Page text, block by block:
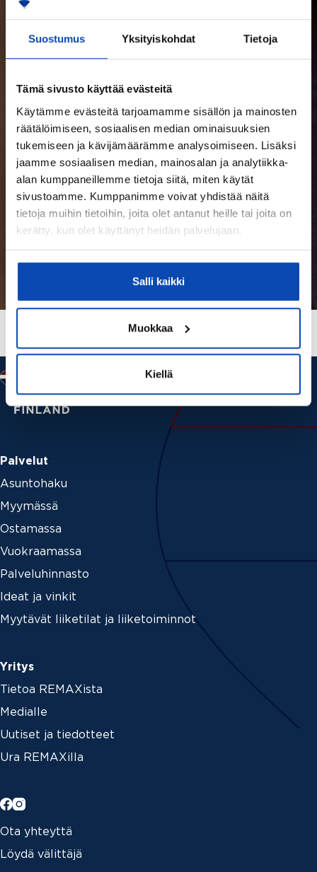
Suostumus Yksityiskohdat Tietoja
Tämä sivusto käyttää evästeitä
Käytämme evästeitä tarjoamamme sisällön ja mainosten
räätälöimiseen, sosiaalisen median ominaisuuksien
tukemiseen ja kävijämäärämme analysoimiseen. Lisäksi
jaamme sosiaalisen median, mainosalan ja analytiikka-
alan kumppaneillemme tietoja siitä, miten käytät
sivustoamme. Kumppanimme voivat yhdistää näitä
tietoja muihin tietoihin, joita olet antanut heille tai joita on
kerätty, kun olet käyttänyt heidän palvelujaan.
Salli kaikki
Muokkaa
Kiellä
LUE LISÄÄ
Palvelut
Asuntohaku
Myymässä
Ostamassa
Vuokraamassa
Palveluhinnasto
Ideat ja vinkit
Myytävät liiketilat ja liiketoiminnot
Yritys
Tietoa REMAXista
Medialle
Uutiset ja tiedotteet
Ura REMAXilla
Ota yhteyttä
Löydä välittäjä